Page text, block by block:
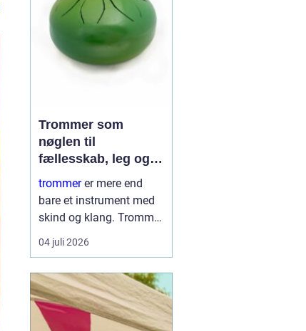
Trommer som
nøglen til
fællesskab, leg og
læring
trommerer mere end
bare et instrument med
skind og klang. Trommer
er et samlingspunkt,
hvor børn og voksne
nysgerrighed. Trommer
giver hurtig følelse af
mestring, fordi ...
04 juli 2026